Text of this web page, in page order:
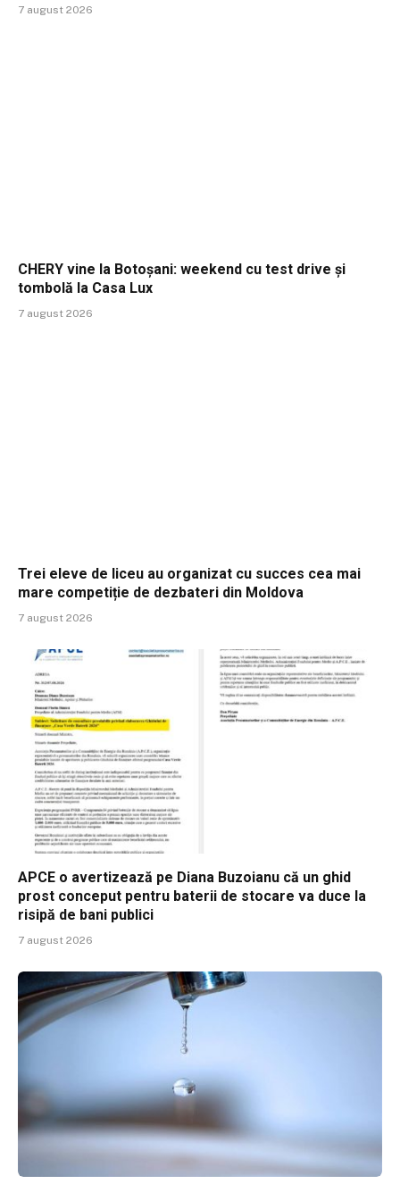
7 august 2026
CHERY vine la Botoșani: weekend cu test drive și
tombolă la Casa Lux
7 august 2026
Trei eleve de liceu au organizat cu succes cea mai
mare competiție de dezbateri din Moldova
7 august 2026
APCE o avertizează pe Diana Buzoianu că un ghid
prost conceput pentru baterii de stocare va duce la
risipă de bani publici
7 august 2026